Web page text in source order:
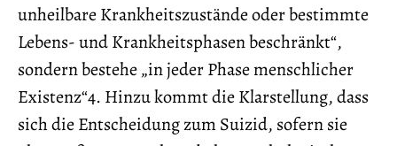
unheilbare Krankheitszustände oder bestimmte
Lebens- und Krankheitsphasen beschränkt“,
sondern bestehe „in jeder Phase menschlicher
Existenz“4. Hinzu kommt die Klarstellung, dass
sich die Entscheidung zum Suizid, sofern sie